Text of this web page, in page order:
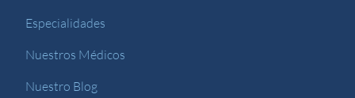
Especialidades
Nuestros Médicos
Nuestro Blog